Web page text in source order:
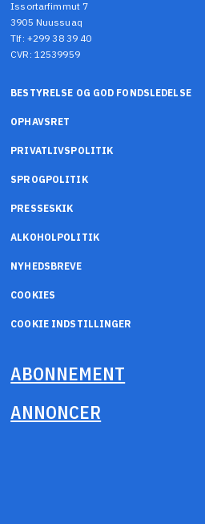
Issortarfimmut 7
3905 Nuussuaq
Tlf: +299 38 39 40
CVR: 12539959
BESTYRELSE OG GOD FONDSLEDELSE
OPHAVSRET
PRIVATLIVSPOLITIK
SPROGPOLITIK
PRESSESKIK
ALKOHOLPOLITIK
NYHEDSBREVE
COOKIES
COOKIE INDSTILLINGER
ABONNEMENT
ANNONCER